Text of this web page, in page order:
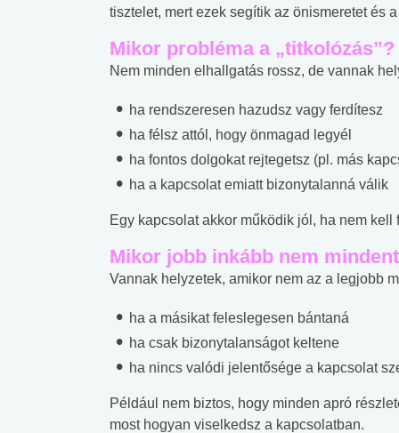
tisztelet, mert ezek segítik az önismeretet és
Mikor probléma a „titkolózás”?
Nem minden elhallgatás rossz, de vannak
ha rendszeresen hazudsz vagy ferdítesz
ha félsz attól, hogy önmagad legyél
ha fontos dolgokat rejtegetsz (pl. más
ha a kapcsolat emiatt bizonytalanná válik
Egy kapcsolat akkor működik jól, ha nem kell
Mikor jobb inkább nem
Vannak helyzetek, amikor nem az a legjobb
ha a másikat feleslegesen bántaná
ha csak bizonytalanságot keltene
ha nincs valódi jelentősége a kapcsolat
Például nem biztos, hogy minden apró
most hogyan viselkedsz a kapcsolatban.
#Zöldövezet
lábnyomod?
#Betegségek
tudásteszt